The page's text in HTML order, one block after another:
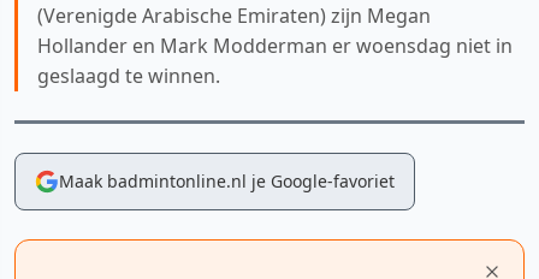
(Verenigde Arabische Emiraten) zijn Megan
Hollander en Mark Modderman er woensdag niet in
geslaagd te winnen.
Maak badmintonline.nl je Google-favoriet